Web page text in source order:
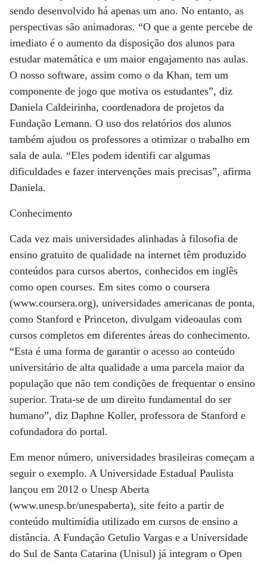
sendo desenvolvido há apenas um ano. No entanto, as
perspectivas são animadoras. “O que a gente percebe de
imediato é o aumento da disposição dos alunos para
estudar matemática e um maior engajamento nas aulas.
O nosso software, assim como o da Khan, tem um
componente de jogo que motiva os estudantes”, diz
Daniela Caldeirinha, coordenadora de projetos da
Fundação Lemann. O uso dos relatórios dos alunos
também ajudou os professores a otimizar o trabalho em
sala de aula. “Eles podem identifi car algumas
dificuldades e fazer intervenções mais precisas”, afirma
Daniela.
Conhecimento
Cada vez mais universidades alinhadas à filosofia de
ensino gratuito de qualidade na internet têm produzido
conteúdos para cursos abertos, conhecidos em inglês
como open courses. Em sites como o coursera
(www.coursera.org), universidades americanas de ponta,
como Stanford e Princeton, divulgam videoaulas com
cursos completos em diferentes áreas do conhecimento.
“Esta é uma forma de garantir o acesso ao conteúdo
universitário de alta qualidade a uma parcela maior da
população que não tem condições de frequentar o ensino
superior. Trata-se de um direito fundamental do ser
humano”, diz Daphne Koller, professora de Stanford e
cofundadora do portal.
Em menor número, universidades brasileiras começam a
seguir o exemplo. A Universidade Estadual Paulista
lançou em 2012 o Unesp Aberta
(www.unesp.br/unespaberta), site feito a partir de
conteúdo multimídia utilizado em cursos de ensino a
distância. A Fundação Getulio Vargas e a Universidade
do Sul de Santa Catarina (Unisul) já integram o Open